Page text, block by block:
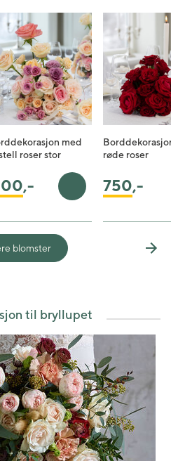
med
roser stor
,- Legg i handlekurv
røde roser
750,-
blomster
til bryllupet